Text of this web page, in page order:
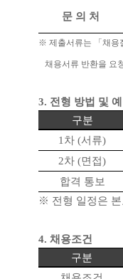
문 의 처
※ 제출서류는 「 채용
채용서류 반환을 요
3. 전형 방법 및
구분
1 차 (서류)
2차 (면접)
합격 통보
※ 전형 일정은
4. 채용조건
구분